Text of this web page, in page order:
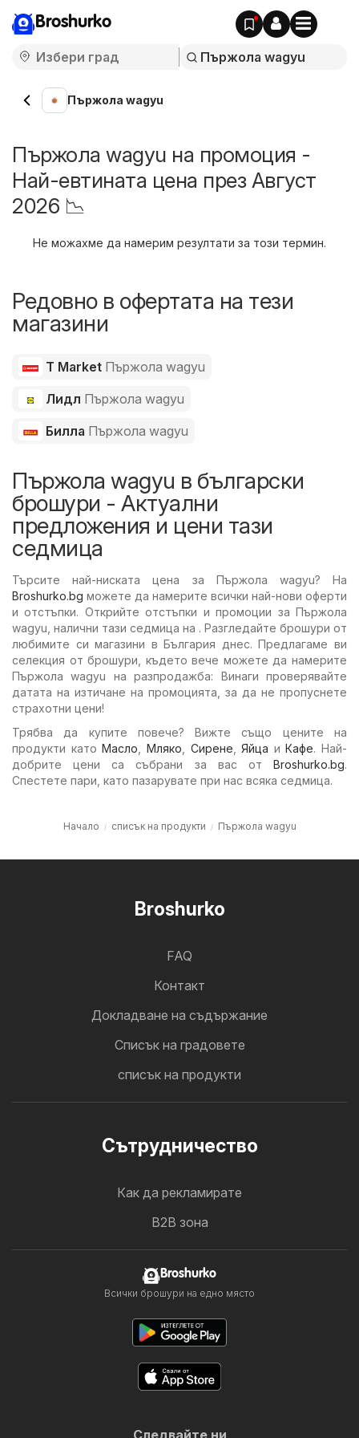
Broshurko
Пържола wagyu
Пържола wagyu на промоция -
Най-евтината цена през Август
2026 📉
Не можахме да намерим резултати за този термин.
Редовно в офертата на тези
магазини
T Market Пържола wagyu
Лидл Пържола wagyu
Билла Пържола wagyu
Пържола wagyu в български
брошури - Актуални
предложения и цени тази
седмица
Търсите най-ниската цена за Пържола wagyu? На
Broshurko.bg можете да намерите всички най-нови оферти
и отстъпки. Открийте отстъпки и промоции за Пържола
wagyu, налични тази седмица на . Разгледайте брошури от
любимите си магазини в България днес. Предлагаме ви
селекция от брошури, където вече можете да намерите
Пържола wagyu на разпродажба: Винаги проверявайте
датата на изтичане на промоцията, за да не пропуснете
страхотни цени!
Трябва да купите повече? Вижте също цените на
продукти катоМасло Мляко Сирене ,Яйца иКафе. Най-
добрите цени са събрани за вас от Broshurko.bg.
Спестете пари, като пазарувате при нас всяка седмица.
Начало списък на продукти Пържола wagyu
Broshurko
FAQ
Контакт
Докладване на съдържание
Cписък на градовете
списък на продукти
Cътрудничество
Как да рекламирате
B2B зона
Broshurko
Всички брошури на едно място
Следвайте ни